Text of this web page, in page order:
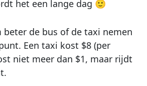
het een lange dag 🙂
beter de bus of de taxi nemen
Een taxi kost $8 (per
niet meer dan $1, maar rijdt